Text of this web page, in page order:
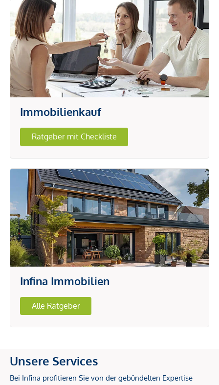
Immobilienkauf
Ratgeber mit Checkliste
Infina Immobilien
Alle Ratgeber
Unsere Services
Bei Infina profitieren Sie von der gebündelten Expertise